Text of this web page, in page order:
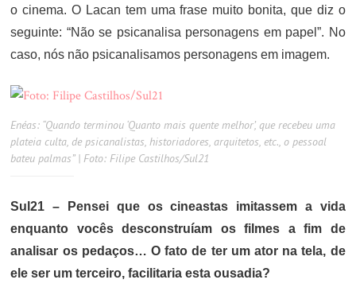
o cinema. O Lacan tem uma frase muito bonita, que diz o
seguinte: “Não se psicanalisa personagens em papel”. No
caso, nós não psicanalisamos personagens em imagem.
Enéas: “Quando terminou ‘Quanto mais quente melhor’, que recebeu uma
plateia culta, de psicanalistas, historiadores, arquitetos, etc., o pessoal
bateu palmas” | Foto: Filipe Castilhos/Sul21
Sul21 – Pensei que os cineastas imitassem a vida
enquanto vocês desconstruíam os filmes a fim de
analisar os pedaços… O fato de ter um ator na tela, de
ele ser um terceiro, facilitaria esta ousadia?